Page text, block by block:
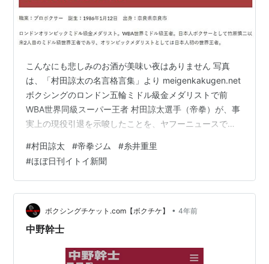
こんなにも悲しみのお酒が美味い夜はありません 写真
は、「村田諒太の名言格言集」より meigenkakugen.net
ボクシングのロンドン五輪ミドル級金メダリストで前
WBA世界同級スーパー王者 村田諒太選手（帝拳）が、事
実上の現役引退を示唆したことを、ヤフーニュースで知
フキン（カザフスタン）戦について「あの試合は僕の中
では最後だと思っている。まだ発表できていないだ
け。」と語ったそうです。私はいま、アフリカの東部の
国 ウガンダに来ています。 こちらに来て 1 週間「そろそ
ろ疲れが溜まってきた頃でしょうから、気分転換にちょ
っと飲まない？」と同…
#村田諒太 #帝拳ジム #糸井重里
#ほぼ日刊イトイ新聞
ボクシングチケット.com【ボクチケ】 • 4年前
中野幹士